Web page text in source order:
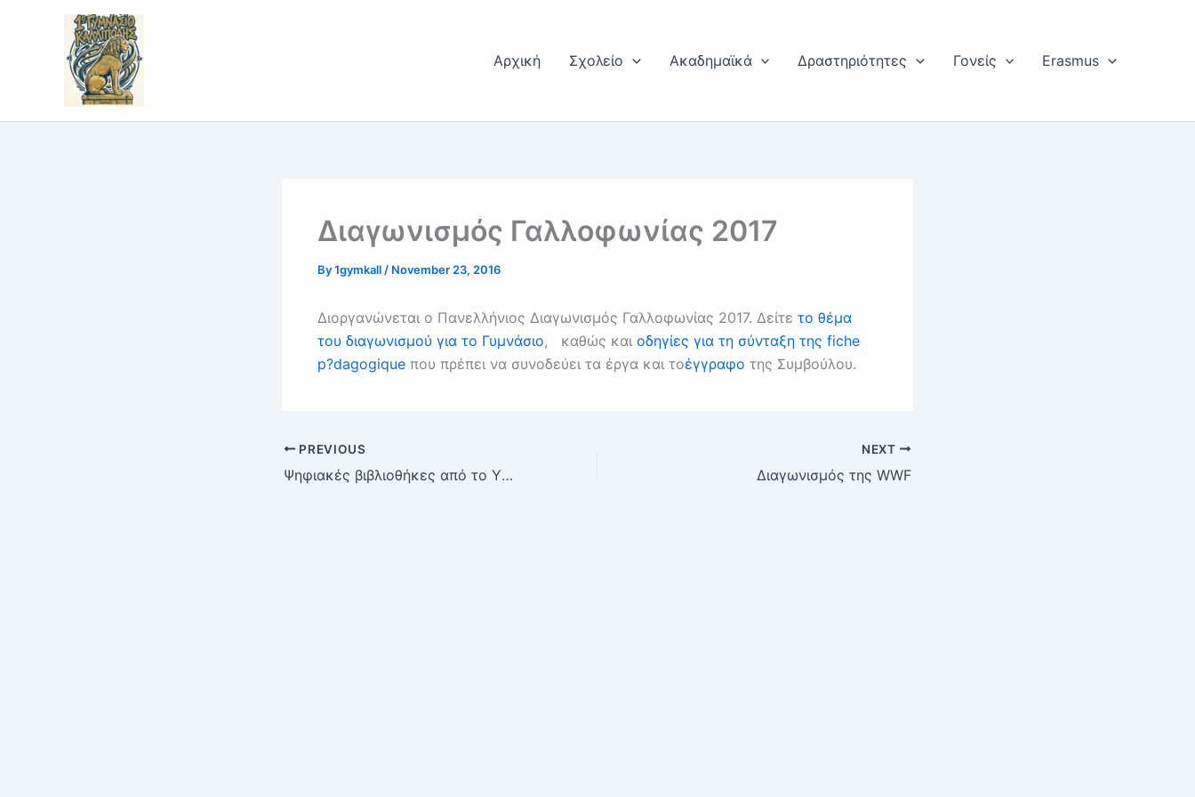
Αρχική Σχολείο Ακαδημαϊκά Δραστηριότητες Γονείς Erasmus
Διαγωνισμός Γαλλοφωνίας 2017
By1gymkall / November 23, 2016
Διοργανώνεται ο Πανελλήνιος Διαγωνισμός Γαλλοφωνίας 2017. Δείτε το θέμα
του διαγωνισμού για το Γυμνάσιο, καθώς και οδηγίες για τη σύνταξη της fiche
p?dagogique που πρέπει να συνοδεύει τα έργα και τοέγγραφο της Συμβούλου.
PREVIOUS
Ψηφιακές βιβλιοθήκες από το ΥΠ.Π.Ε.Θ
NEXT
Διαγωνισμός της WWF